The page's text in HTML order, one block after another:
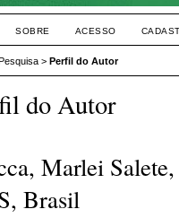
SOBRE ACESSO
> Perfil do Autor
do Autor
Marlei
Brasil